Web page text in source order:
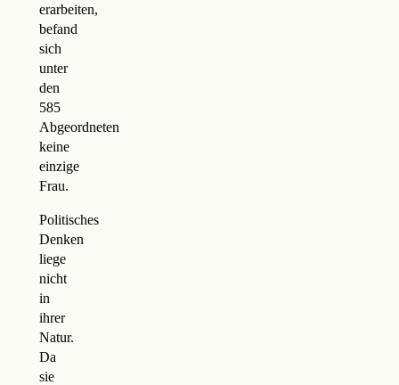
erarbeiten,
befand
sich
unter
den
585
Abgeordneten
keine
einzige
Frau.
Politisches
Denken
liege
nicht
in
ihrer
Natur.
Da
sie